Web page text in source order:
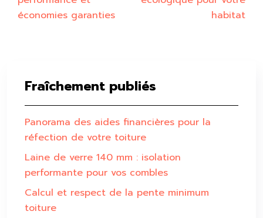
économies garanties
habitat
Fraîchement publiés
Panorama des aides financières pour la
réfection de votre toiture
Laine de verre 140 mm : isolation
performante pour vos combles
Calcul et respect de la pente minimum
toiture